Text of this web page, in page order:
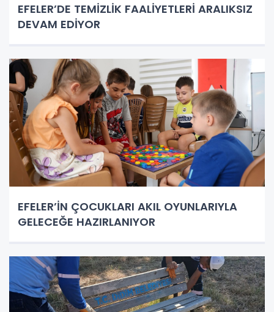
EFELER’DE TEMİZLİK FAALİYETLERİ ARALIKSIZ
DEVAM EDİYOR
EFELER’İN ÇOCUKLARI AKIL OYUNLARIYLA
GELECEĞE HAZIRLANIYOR